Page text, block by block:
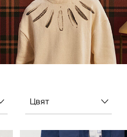
Цвят